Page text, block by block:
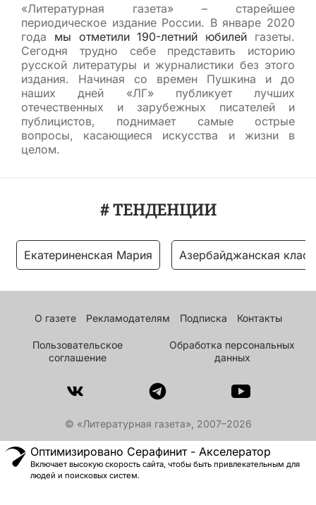
«Литературная газета» – старейшее
периодическое издание России. В январе 2020
года мы отметили 190-летний юбилей газеты.
Сегодня трудно себе представить историю
русской литературы и журналистики без этого
издания. Начиная со времен Пушкина и до
наших дней «ЛГ» публикует лучших
отечественных и зарубежных писателей и
публицистов, поднимает самые острые
вопросы, касающиеся искусства и жизни в
целом.
# ТЕНДЕНЦИИ
Екатериненская Мария Азербайджанская
О газете Рекламодателям Подписка Контакты
Пользовательское
соглашение
Обработка персональных
данных
© «Литературная газета», 2007–2026
Оптимизировано Серафинит - Акселератор
Включает высокую скорость сайта, чтобы быть привлекательным для
людей и поисковых систем.